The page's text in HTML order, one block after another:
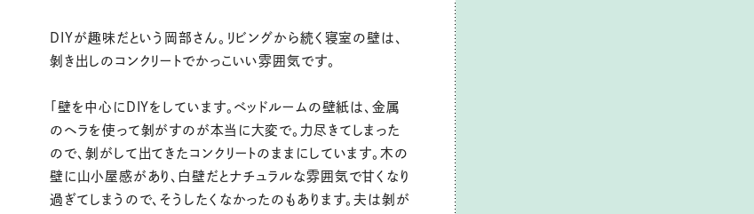
DIYが趣味だという岡部さん。リビングから続く寝室の壁は、
剝き出しのコンクリートでかっこいい雰囲気です。
「壁を中心にDIYをしています。ベッドルームの壁紙は、金属
のヘラを使って剝がすのが本当に大変で。力尽きてしまった
ので、剝がして出てきたコンクリートのままにしています。木の
壁に山小屋感があり、白壁だとナチュラルな雰囲気で甘くなり
過ぎてしまうので、そうしたくなかったのもあります。夫は剝が